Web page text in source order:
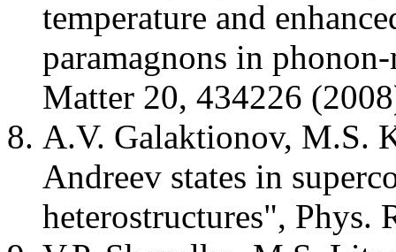
temperature and
paramagnons in
Matter 20, 434226
A.V. Galaktionov, M.S.
Andreev states in
heterostructures", Phys.